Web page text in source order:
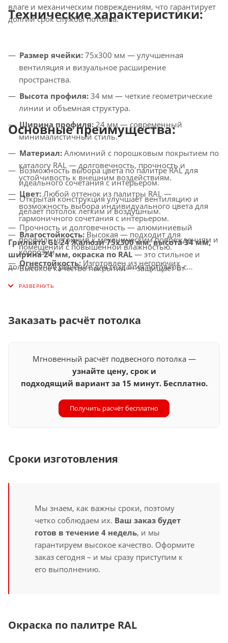
влаге и механическим повреждениям, что гарантирует
долгий срок службы потолка.
Технические характеристики:
Размер ячейки: 75x300 мм — улучшенная
вентиляция и визуальное расширение
пространства.
Высота профиля: 34 мм — четкие геометрические
линии и объемная структура.
Ширина профиля: 24 мм — современный
минималистичный стиль.
Материал: Алюминий с порошковым покрытием по
каталогу RAL — долговечность, прочность и
устойчивость к внешним воздействиям.
Цвет: Любой оттенок из палитры RAL —
возможность выбора индивидуального цвета для
гармоничного сочетания с интерьером.
Влагостойкость: Высокая — подходит для
помещений с повышенной влажностью.
Огнестойкость:Изготовлен из негорючих
материалов, соответствует современным стандартам
безопасности.
интегрируется с LED-светильниками и другими
осветительными системами.
Основные преимущества:
Возможность выбора цвета по палитре RAL для
идеального сочетания с интерьером.
Открытая конструкция улучшает вентиляцию и
делает потолок легким и воздушным.
Прочность и долговечность — алюминиевый
профиль устойчив к механическим повреждениям и
коррозии.
Высокое качество покрытия — защищает от
для офисов, торговых центров, медицинских
Грильято GL-24 Жалюзи 75x300 мм, высота 34 мм,
ширина 24 мм, окраска по RAL — это стильное и
долговечное решение для создания потолков с
индивидуальность вашего интерьера.
Заказать расчёт потолка
Мгновенный расчёт подвесного потолка —
узнайте цену, срок и
подходящий вариант за 15 минут. Бесплатно.
Получить расчёт бесплатно
Сроки изготовления
Мы знаем, как важны сроки, поэтому
четко соблюдаем их. Ваш заказ будет
готов в течение 4 недель, и мы
гарантируем высокое качество. Оформите
заказ сегодня – и мы сразу приступим к
его выполнению.
Окраска по палитре RAL